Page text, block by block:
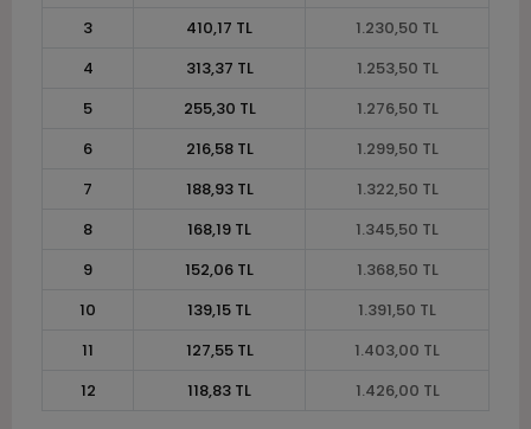
3
410,17 TL
1.230,50 TL
4
313,37 TL
1.253,50 TL
5
255,30 TL
1.276,50 TL
6
216,58 TL
1.299,50 TL
7
188,93 TL
1.322,50 TL
8
168,19 TL
1.345,50 TL
9
152,06 TL
1.368,50 TL
10
139,15 TL
1.391,50 TL
11
127,55 TL
1.403,00 TL
12
118,83 TL 1.426,00 TL